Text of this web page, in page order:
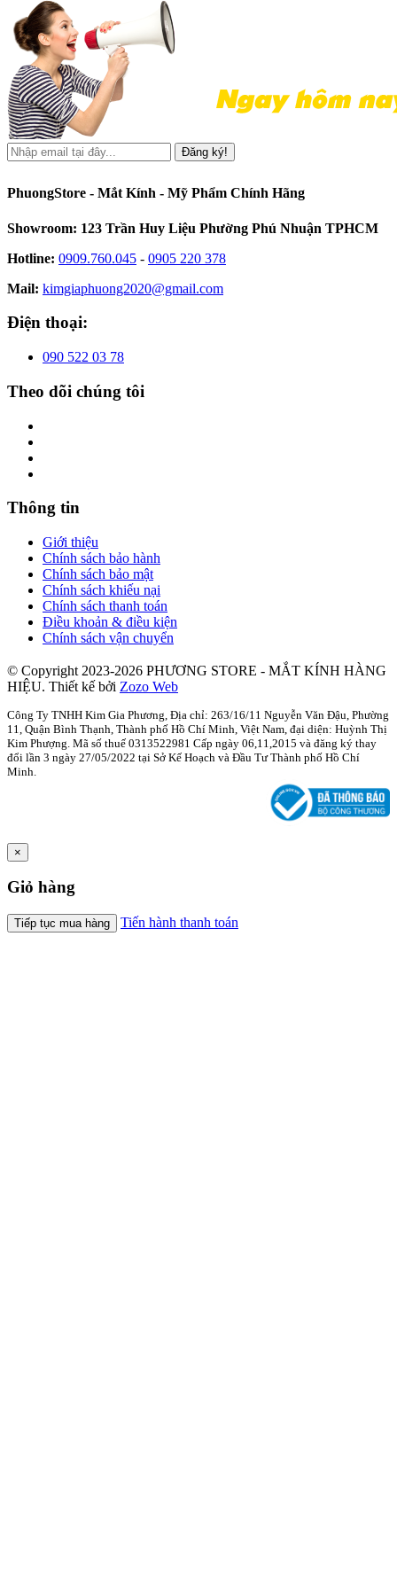
Đăng ký!
PhuongStore - Mắt Kính - Mỹ Phẩm Chính Hãng
Showroom: 123 Trần Huy Liệu Phường Phú Nhuận TPHCM
Hotline: 0909.760.045 - 0905 220 378
Mail: kimgiaphuong2020@gmail.com
Điện thoại:
090 522 03 78
Theo dõi chúng tôi
Thông tin
Giới thiệu
Chính sách bảo hành
Chính sách bảo mật
Chính sách khiếu nại
Chính sách thanh toán
Điều khoản & điều kiện
Chính sách vận chuyển
© Copyright 2023-2026 PHƯƠNG STORE - MẮT KÍNH HÀNG
HIỆU. Thiết kế bởi Zozo Web
Công Ty TNHH Kim Gia Phương, Địa chỉ: 263/16/11 Nguyễn Văn Đậu, Phường
11, Quận Bình Thạnh, Thành phố Hồ Chí Minh, Việt Nam, đại diện: Huỳnh Thị
Kim Phượng. Mã số thuế 0313522981 Cấp ngày 06,11,2015 và đăng ký thay
đổi lần 3 ngày 27/05/2022 tại Sở Kế Hoạch và Đầu Tư Thành phố Hồ Chí
Minh.
×
Giỏ hàng
Tiếp tục mua hàng Tiến hành thanh toán